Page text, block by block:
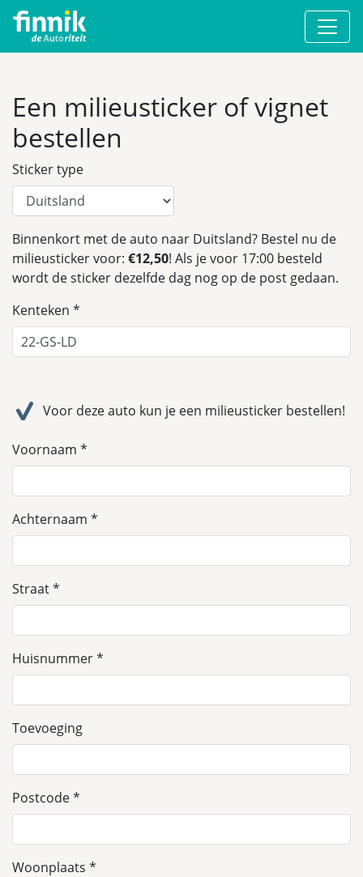
Een milieusticker of vignet
bestellen
Sticker type
Binnenkort met de auto naar Duitsland? Bestel nu de
milieusticker voor: €12,50! Als je voor 17:00 besteld
wordt de sticker dezelfde dag nog op de post gedaan.
Kenteken
Voor deze auto kun je een milieusticker bestellen!
Voornaam
Achternaam
Straat
Huisnummer
Toevoeging
Postcode
Woonplaats